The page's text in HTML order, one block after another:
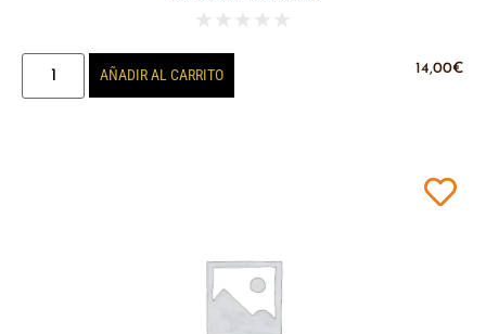
★ ★ ★ ★ ★
14,00€
AÑADIR AL CARRITO